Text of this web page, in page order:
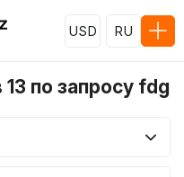
USD RU
по запросу fdg